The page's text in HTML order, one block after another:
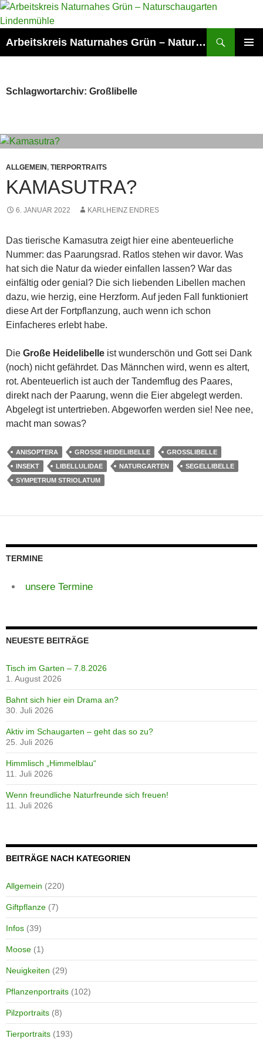
Zum
Inhalt
Arbeitskreis Naturnahes Grün – Naturschaugarten Lindenmühle
Schlagwortarchiv: Großlibelle
ALLGEMEIN, TIERPORTRAITS
KAMASUTRA?
6. JANUAR 2022 KARLHEINZ ENDRES
Das tierische Kamasutra zeigt hier eine abenteuerliche
Nummer: das Paarungsrad. Ratlos stehen wir davor. Was
hat sich die Natur da wieder einfallen lassen? War das
einfältig oder genial? Die sich liebenden Libellen machen
dazu, wie herzig, eine Herzform. Auf jeden Fall funktioniert
diese Art der Fortpflanzung, auch wenn ich schon
Einfacheres erlebt habe.
Die Große Heidelibelle ist wunderschön und Gott sei Dank
(noch) nicht gefährdet. Das Männchen wird, wenn es altert,
rot. Abenteuerlich ist auch der Tandemflug des Paares,
direkt nach der Paarung, wenn die Eier abgelegt werden.
Abgelegt ist untertrieben. Abgeworfen werden sie! Nee nee,
macht man sowas?
ANISOPTERA GROSSE HEIDELIBELLE
GROSSLIBELLE
INSEKT
LIBELLULIDAE NATURGARTEN
SEGELLIBELLE
SYMPETRUM STRIOLATUM
TERMINE
unsere Termine
NEUESTE BEITRÄGE
Tisch im Garten – 7.8.2026
1. August 2026
Bahnt sich hier ein Drama an?
30. Juli 2026
Aktiv im Schaugarten – geht das so zu?
25. Juli 2026
Himmlisch „Himmelblau“
11. Juli 2026
Wenn freundliche Naturfreunde sich freuen!
11. Juli 2026
BEITRÄGE NACH KATEGORIEN
Allgemein (220)
Giftpflanze (7)
Infos (39)
Moose (1)
Neuigkeiten (29)
Pflanzenportraits (102)
Pilzportraits (8)
Tierportraits (193)